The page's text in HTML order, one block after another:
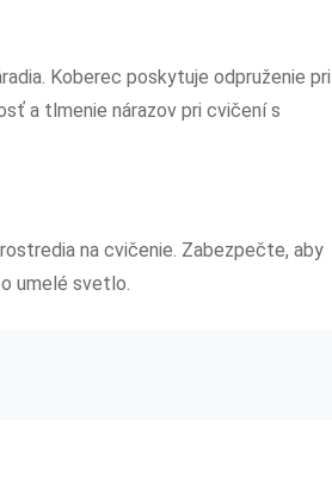
Koberec poskytuje odpruženie pri
a tlmenie nárazov pri cvičení s
na cvičenie. Zabezpečte, aby
umelé svetlo.